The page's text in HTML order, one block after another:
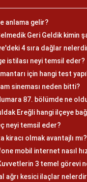
anlama gelir?
Geri Geldik kimin
4 sıra dağlar
istilası neyi temsil eder?
için hangi test
sineması neden bitti?
87. bölümde ne
Ereğli hangi ilçeye
neyi temsil eder?
kiracı olmak avantajlı mı?
mobil internet nasıl
3 temel görevi
ağrı kesici ilaçlar